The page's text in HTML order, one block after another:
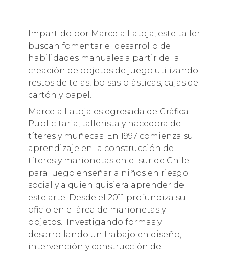
Impartido por Marcela Latoja, este taller
buscan fomentar el desarrollo de
habilidades manuales a partir de la
creación de objetos de juego utilizando
restos de telas, bolsas plásticas, cajas de
cartón y papel.
Marcela Latoja es egresada de Gráfica
Publicitaria, tallerista y hacedora de
títeres y muñecas. En 1997 comienza su
aprendizaje en la construcción de
títeres y marionetas en el sur de Chile
para luego enseñar a niños en riesgo
social y a quien quisiera aprender de
este arte. Desde el 2011 profundiza su
oficio en el área de marionetas y
objetos. Investigando formas y
desarrollando un trabajo en diseño,
intervención y construcción de